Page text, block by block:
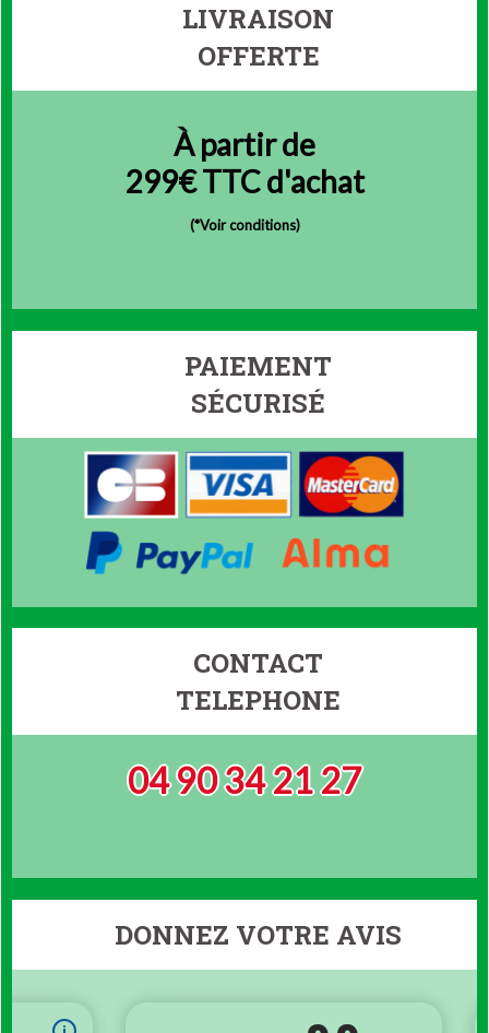
LIVRAISON
OFFERTE
À partir de
299€ TTC d'achat
(*Voir conditions)
PAIEMENT
SÉCURISÉ
CONTACT
TELEPHONE
04 90 34 21 27
DONNEZ VOTRE AVIS